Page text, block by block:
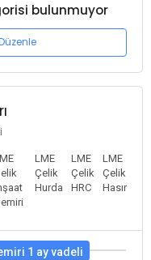
bulunmuyor
LME
Çelik
Hurda
LME
Çelik
HRC
LME
Çelik
Hasır
1 ay vadeli